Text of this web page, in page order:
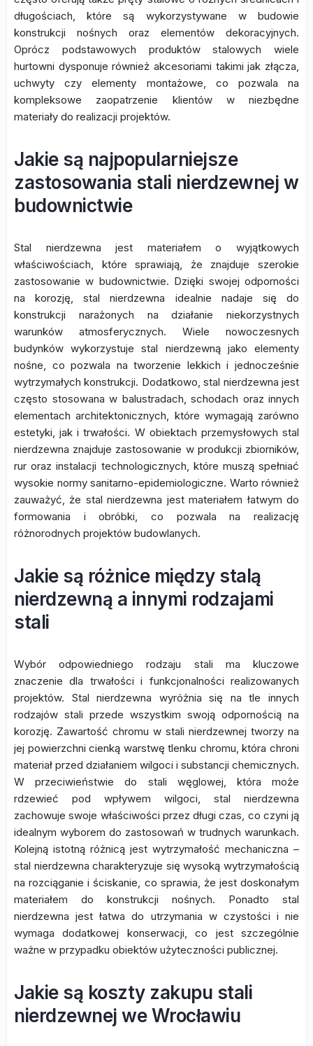
długościach, które są wykorzystywane w budowie
konstrukcji nośnych oraz elementów dekoracyjnych.
Oprócz podstawowych produktów stalowych wiele
hurtowni dysponuje również akcesoriami takimi jak złącza,
uchwyty czy elementy montażowe, co pozwala na
kompleksowe zaopatrzenie klientów w niezbędne
materiały do realizacji projektów.
Jakie są najpopularniejsze
zastosowania stali nierdzewnej w
budownictwie
Stal nierdzewna jest materiałem o wyjątkowych
właściwościach, które sprawiają, że znajduje szerokie
zastosowanie w budownictwie. Dzięki swojej odporności
na korozję, stal nierdzewna idealnie nadaje się do
konstrukcji narażonych na działanie niekorzystnych
warunków atmosferycznych. Wiele nowoczesnych
budynków wykorzystuje stal nierdzewną jako elementy
nośne, co pozwala na tworzenie lekkich i jednocześnie
wytrzymałych konstrukcji. Dodatkowo, stal nierdzewna jest
często stosowana w balustradach, schodach oraz innych
elementach architektonicznych, które wymagają zarówno
estetyki, jak i trwałości. W obiektach przemysłowych stal
nierdzewna znajduje zastosowanie w produkcji zbiorników,
rur oraz instalacji technologicznych, które muszą spełniać
wysokie normy sanitarno-epidemiologiczne. Warto również
zauważyć, że stal nierdzewna jest materiałem łatwym do
formowania i obróbki, co pozwala na realizację
różnorodnych projektów budowlanych.
Jakie są różnice między stalą
nierdzewną a innymi rodzajami
stali
Wybór odpowiedniego rodzaju stali ma kluczowe
znaczenie dla trwałości i funkcjonalności realizowanych
projektów. Stal nierdzewna wyróżnia się na tle innych
rodzajów stali przede wszystkim swoją odpornością na
korozję. Zawartość chromu w stali nierdzewnej tworzy na
jej powierzchni cienką warstwę tlenku chromu, która chroni
materiał przed działaniem wilgoci i substancji chemicznych.
W przeciwieństwie do stali węglowej, która może
rdzewieć pod wpływem wilgoci, stal nierdzewna
zachowuje swoje właściwości przez długi czas, co czyni ją
idealnym wyborem do zastosowań w trudnych warunkach.
Kolejną istotną różnicą jest wytrzymałość mechaniczna –
stal nierdzewna charakteryzuje się wysoką wytrzymałością
na rozciąganie i ściskanie, co sprawia, że jest doskonałym
materiałem do konstrukcji nośnych. Ponadto stal
nierdzewna jest łatwa do utrzymania w czystości i nie
wymaga dodatkowej konserwacji, co jest szczególnie
ważne w przypadku obiektów użyteczności publicznej.
Jakie są koszty zakupu stali
nierdzewnej we Wrocławiu